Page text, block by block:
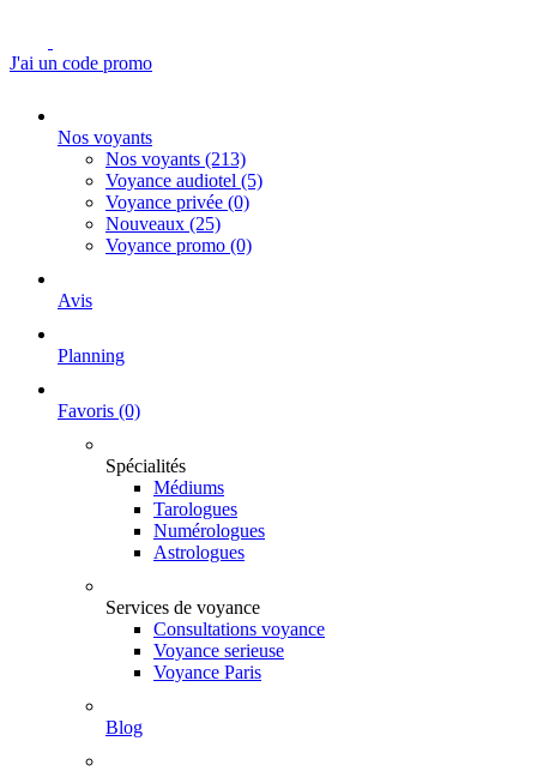
J'ai un code promo
Nos voyants
Nos voyants (213)
Voyance audiotel (5)
Voyance privée (0)
Nouveaux (25)
Voyance promo (0)
Avis
Planning
Favoris (0)
Spécialités
Médiums
Tarologues
Numérologues
Astrologues
Services de voyance
Consultations voyance
Voyance serieuse
Voyance Paris
Blog